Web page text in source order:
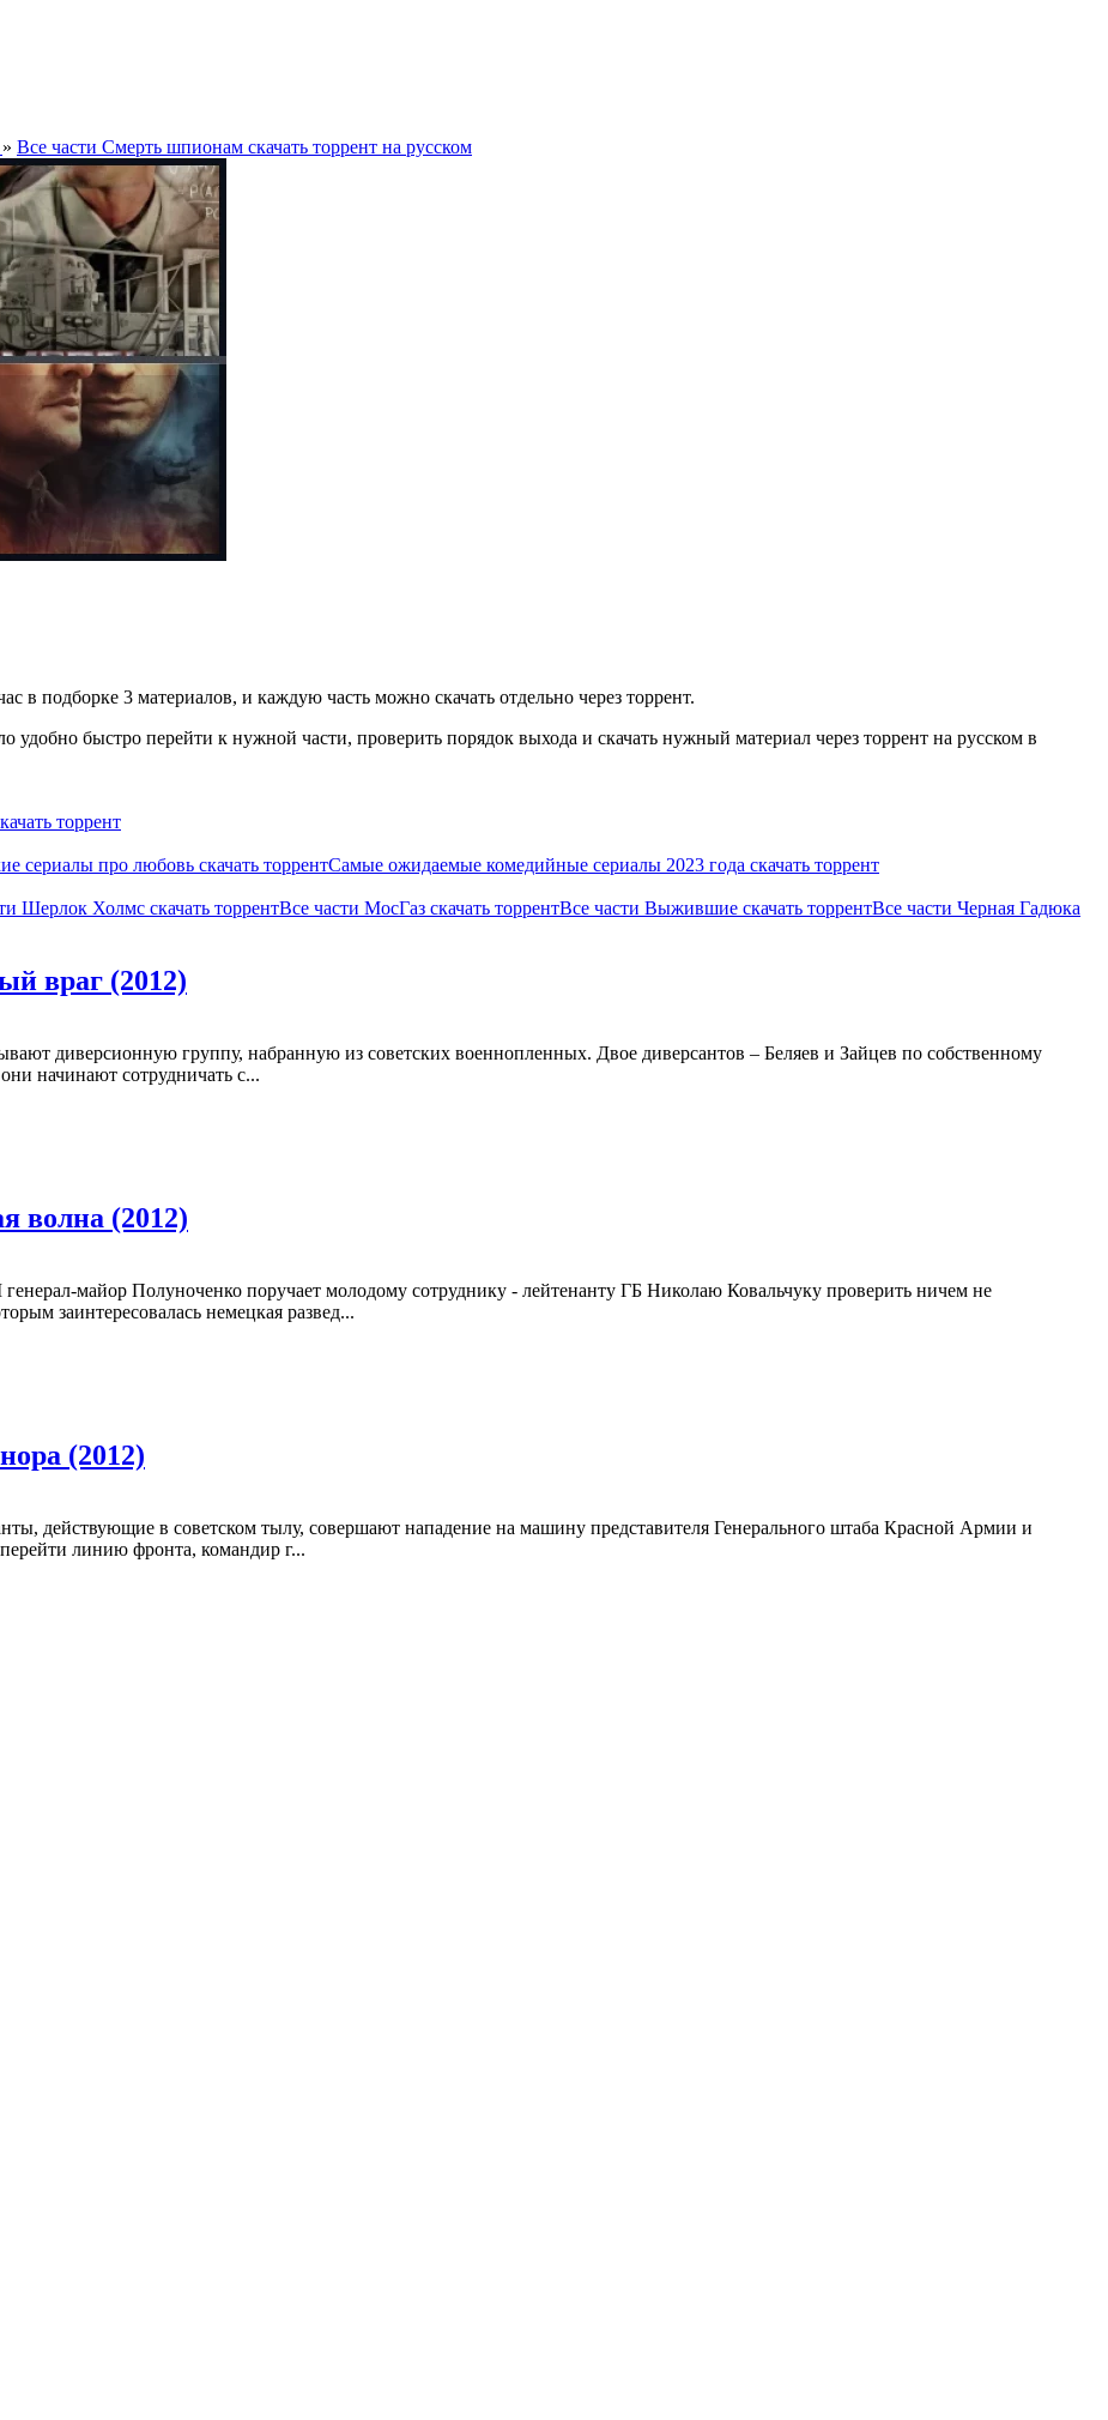
» Все части Смерть шпионам скачать торрент на русском
в подборке 3 материалов, и каждую часть можно скачать отдельно через торрент.
быстро перейти к нужной части, проверить порядок выхода и скачать нужный материал через торрент на русском в
торрент
сериалы про любовь скачать торрентСамые ожидаемые комедийные сериалы 2023 года скачать торрент
Шерлок Холмс скачать торрентВсе части МосГаз скачать торрентВсе части Выжившие скачать торрентВсе части Черная Гадюка
враг (2012)
диверсионную группу, набранную из советских военнопленных. Двое диверсантов – Беляев и Зайцев по собственному
начинают сотрудничать с...
волна (2012)
майор Полуноченко поручает молодому сотруднику - лейтенанту ГБ Николаю Ковальчуку проверить ничем не
заинтересовалась немецкая развед...
(2012)
действующие в советском тылу, совершают нападение на машину представителя Генерального штаба Красной Армии и
линию фронта, командир г...